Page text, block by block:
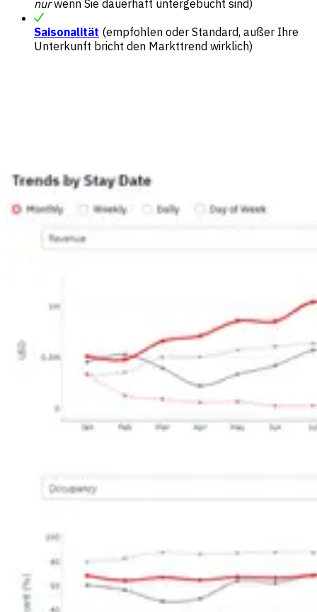
nurwenn Sie dauerhaft untergebucht sind)
Saisonalität (empfohlen oder Standard, außer Ihre
Unterkunft bricht den Markttrend wirklich)